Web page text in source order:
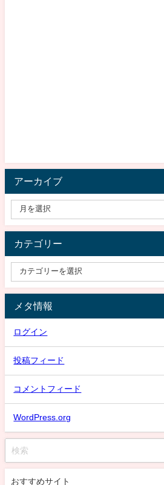
アーカイブ
カテゴリー
メタ情報
ログイン
投稿フィード
コメントフィード
WordPress.org
おすすめサイト